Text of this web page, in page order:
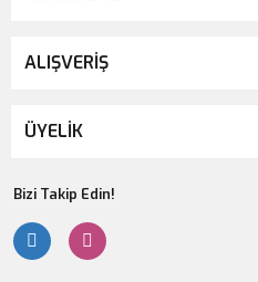
ALIŞVERİŞ
ÜYELİK
Bizi Takip Edin!